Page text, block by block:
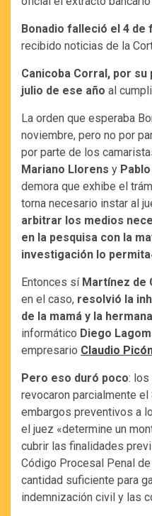
Bonadio falleció el 4 de
recibido noticias de la
Canicoba Corral, por
julio de ese año al
La orden que esperaba
noviembre, pero no por
por parte de los
Mariano Llorens y
demora que exhibe el
torna necesario instar al
arbitrar los medios
en la pesquisa con la
investigación lo permita
Entonces sí Martínez de
en el caso, resolvió la
de la mamá y la
informático Diego
empresario Claudio
Pero eso duró poco: los
revocaron parcialmente
embargos preventivos a
el juez «determine un
cubrir las finalidades
Código Procesal Penal
cantidad suficiente para
indemnización civil y las